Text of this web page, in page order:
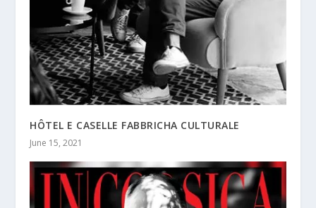
HÔTEL E CASELLE FABBRICHA CULTURALE
June 15, 2021